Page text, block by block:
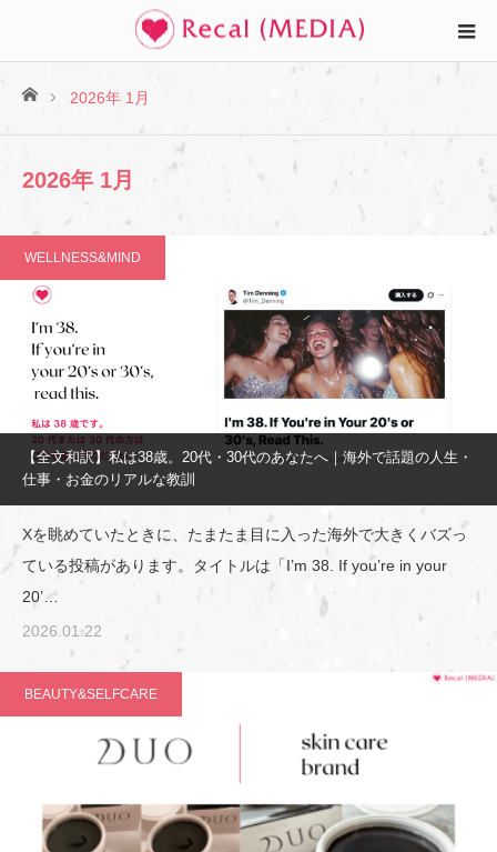
ホーム2026年 1月
2026年 1月
WELLNESS&MIND
【全文和訳】私は38歳。20代・30代のあなたへ｜海外で話題の人生・
仕事・お金のリアルな教訓
Xを眺めていたときに、たまたま目に入った海外で大きくバズっ
ている投稿があります。タイトルは「I’m 38. If you’re in your
20’…
2026.01.22
BEAUTY&SELFCARE